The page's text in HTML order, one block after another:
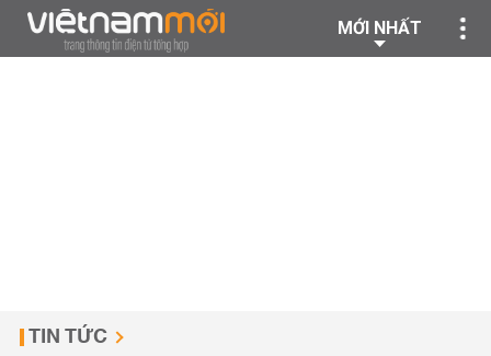
MỚI NHẤT
TIN TỨC